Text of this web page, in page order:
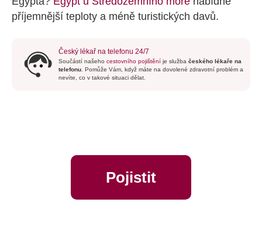
příjemnější teploty a méně turistických davů.
Český lékař na telefonu 24/7
Součástí našeho cestovního pojištěníje služba českého lékaře na
telefonu. Pomůže Vám, když máte na dovolené zdravotní problém a
nevíte, co v takové situaci dělat.
Pojistit